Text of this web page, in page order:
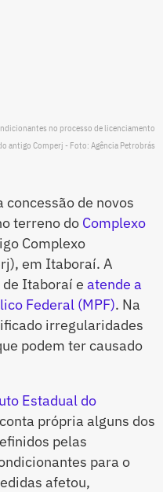
no processo de licenciamento
antigo Comperj - Foto: Agência Petrobrás
concessão de novos
terreno do Complexo
Complexo
em Itaboraí. A
de Itaboraí e atende a
Federal (MPF). Na
irregularidades
podem ter causado
Estadual do
própria alguns dos
pelas
para o
afetou,